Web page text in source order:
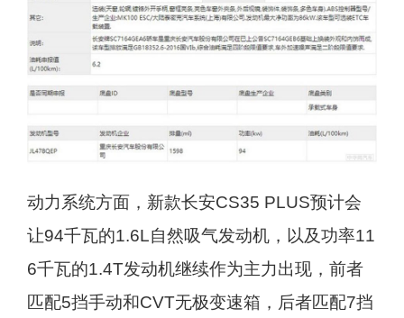
动力系统方面，新款长安CS35 PLUS预计会
让94千瓦的1.6L自然吸气发动机，以及功率11
6千瓦的1.4T发动机继续作为主力出现，前者
匹配5挡手动和CVT无极变速箱，后者匹配7挡